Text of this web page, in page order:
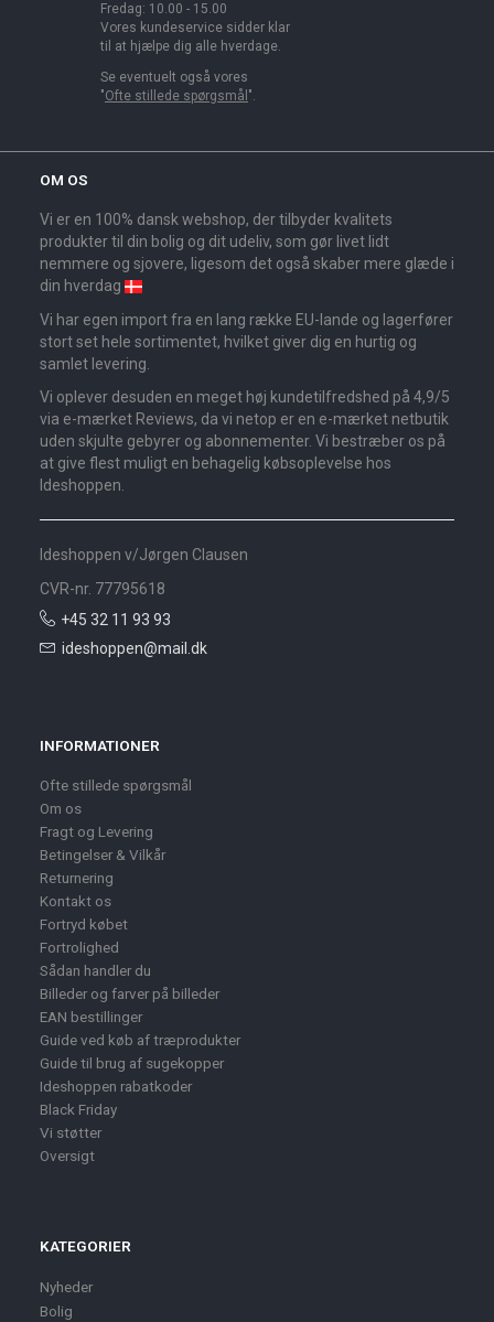
Fredag: 10.00 - 15.00
Vores kundeservice sidder klar
til at hjælpe dig alle hverdage.
Se eventuelt også vores
"Ofte stillede spørgsmål ".
OM OS
Vi er en 100% dansk webshop, der tilbyder kvalitets
produkter til din bolig og dit udeliv, som gør livet lidt
nemmere og sjovere, ligesom det også skaber mere glæde i
din hverdag
Vi har egen import fra en lang række EU-lande og lagerfører
stort set hele sortimentet, hvilket giver dig en hurtig og
samlet levering.
Vi oplever desuden en meget høj kundetilfredshed på 4,9/5
via e-mærket Reviews, da vi netop er en e-mærket netbutik
uden skjulte gebyrer og abonnementer. Vi bestræber os på
at give flest muligt en behagelig købsoplevelse hos
Ideshoppen.
Ideshoppen v/Jørgen Clausen
CVR-nr. 77795618
+45 32 11 93 93
ideshoppen@mail.dk
INFORMATIONER
Ofte stillede spørgsmål
Om os
Fragt og Levering
Betingelser & Vilkår
Returnering
Kontakt os
Fortryd købet
Fortrolighed
Sådan handler du
Billeder og farver på billeder
EAN bestillinger
Guide ved køb af træprodukter
Guide til brug af sugekopper
Ideshoppen rabatkoder
Black Friday
Vi støtter
Oversigt
KATEGORIER
Nyheder
Bolig